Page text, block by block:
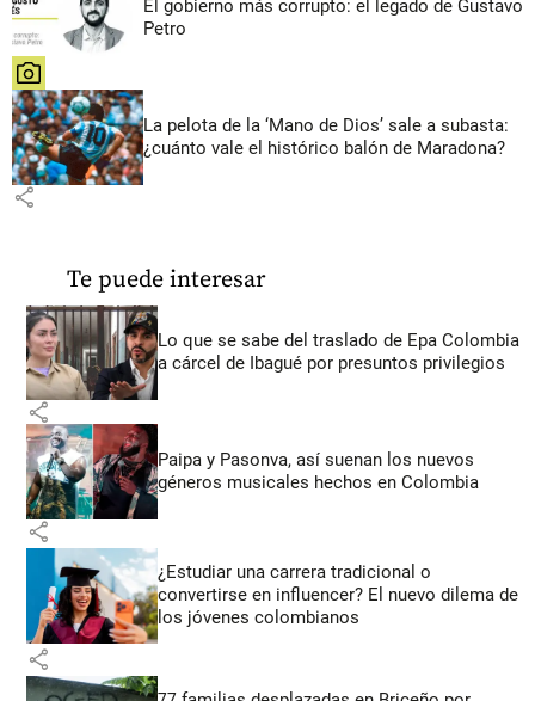
El gobierno más corrupto: el legado de Gustavo
Petro
share
La pelota de la ‘Mano de Dios’ sale a subasta:
¿cuánto vale el histórico balón de Maradona?
share
Te puede interesar
Lo que se sabe del traslado de Epa Colombia
a cárcel de Ibagué por presuntos privilegios
share
Paipa y Pasonva, así suenan los nuevos
géneros musicales hechos en Colombia
share
¿Estudiar una carrera tradicional o
convertirse en influencer? El nuevo dilema de
los jóvenes colombianos
share